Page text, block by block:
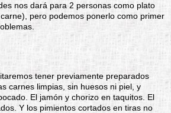
nos dará para 2 personas como plato
pero podemos ponerlo como primer
tener previamente preparados
carnes limpias, sin huesos ni piel, y
El jamón y chorizo en taquitos. El
Y los pimientos cortados en tiras no